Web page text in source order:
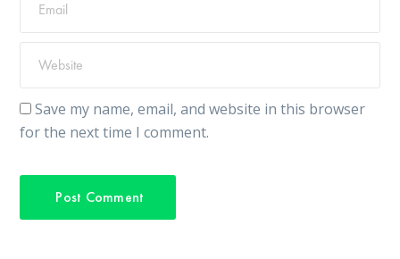
Save my name, email, and website in this browser
for the next time I comment.